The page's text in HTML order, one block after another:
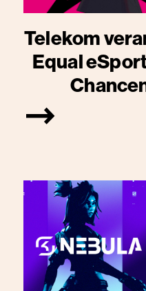
Telekom
Equal